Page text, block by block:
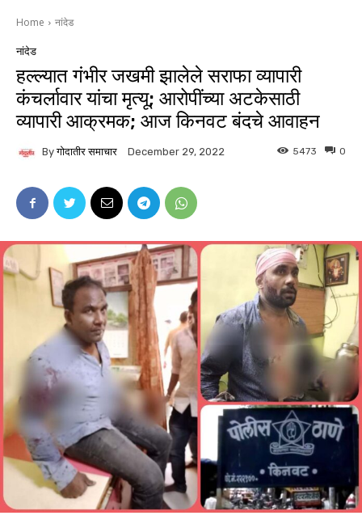
Home नांदेड
नांदेड
हल्ल्यात गंभीर जखमी झालेले सराफा व्यापारी
कंचर्लावार यांचा मृत्यू; आरोपींच्या अटकेसाठी
व्यापारी आक्रमक; आज किनवट बंदचे आवाहन
By गोदातीर समाचार December 29, 2022 0
5473